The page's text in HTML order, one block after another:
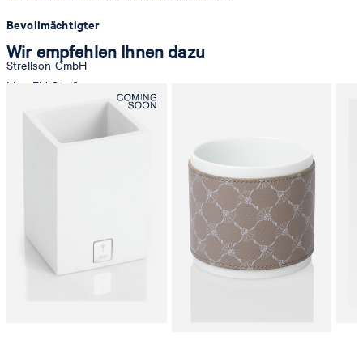
Bevollmächtigter
Strellson GmbH
Line-Eid-Str. 6
Deutschland
Sonnenwiesenstrasse 21
8280 Kreuzlingen
Wir empfehlen Ihnen dazu